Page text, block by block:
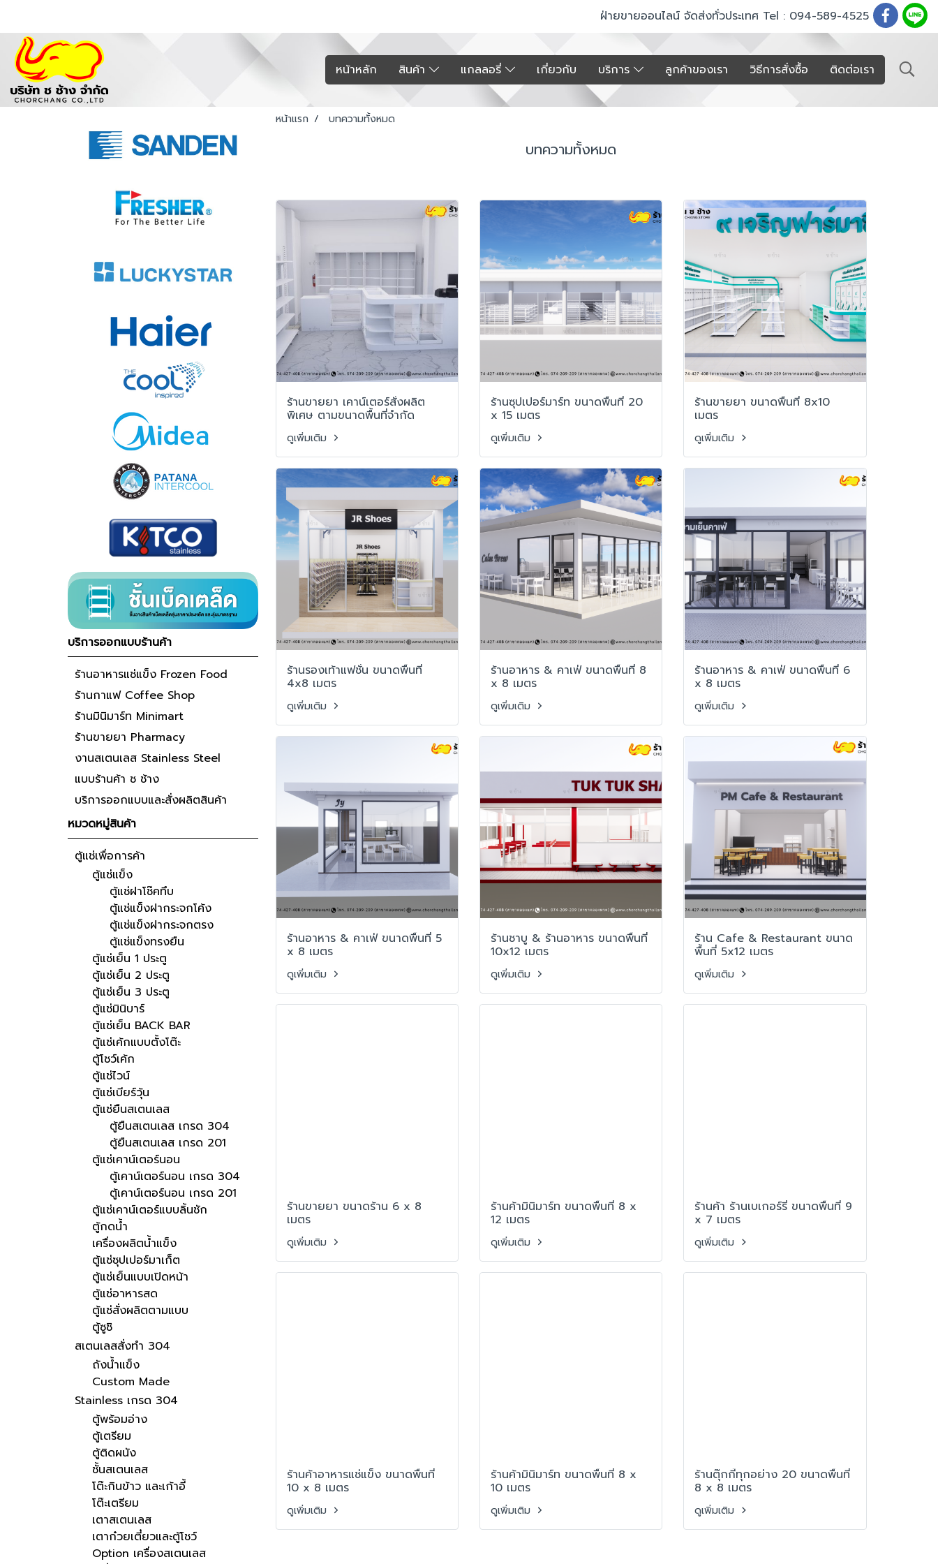
ฝ่ายขายออนไลน์ จัดส่งทั่วประเทศ Tel : 094-589-4525
หน้าหลัก สินค้า แกลลอรี่ เกี่ยวกับ บริการ ลูกค้าของเรา วิธีการสั่งซื้อ ติดต่อเรา
หน้าแรก บทความทั้งหมด
บทความทั้งหมด
ร้านขายยา เคาน์เตอร์สั่งผลิต
พิเศษ ตามขนาดพื้นที่จำกัด
ดูเพิ่มเติม
ร้านซุปเปอร์มาร์ท ขนาดพื้นที่ 20
x 15 เมตร
ดูเพิ่มเติม
ร้านขายยา ขนาดพื้นที่ 8x10
เมตร
ดูเพิ่มเติม
ร้านรองเท้าแฟชั่น ขนาดพื้นที่
4x8 เมตร
ดูเพิ่มเติม
ร้านอาหาร & คาเฟ่ ขนาดพื้นที่ 8
x 8 เมตร
ดูเพิ่มเติม
ร้านอาหาร & คาเฟ่ ขนาดพื้นที่ 6
x 8 เมตร
ดูเพิ่มเติม
ร้านอาหาร & คาเฟ่ ขนาดพื้นที่ 5
x 8 เมตร
ดูเพิ่มเติม
ร้านชาบู & ร้านอาหาร ขนาดพื้นที่
10x12 เมตร
ดูเพิ่มเติม
ร้าน Cafe & Restaurant ขนาด
พื้นที่ 5x12 เมตร
ดูเพิ่มเติม
ร้านขายยา ขนาดร้าน 6 x 8
เมตร
ดูเพิ่มเติม
ร้านค้ามินิมาร์ท ขนาดพื้นที่ 8 x
12 เมตร
ดูเพิ่มเติม
ร้านค้า ร้านเบเกอร์รี่ ขนาดพื้นที่ 9
x 7 เมตร
ดูเพิ่มเติม
ร้านค้าอาหารแช่แข็ง ขนาดพื้นที่
10 x 8 เมตร
ดูเพิ่มเติม
ร้านค้ามินิมาร์ท ขนาดพื้นที่ 8 x
10 เมตร
ดูเพิ่มเติม
ร้านตุ๊กกี้ทุกอย่าง 20 ขนาดพื้นที่
8 x 8 เมตร
ดูเพิ่มเติม
บริการออกแบบร้านค้า
ร้านอาหารแช่แข็ง Frozen Food
ร้านกาแฟ Coffee Shop
ร้านมินิมาร์ท Minimart
ร้านขายยา Pharmacy
งานสเตนเลส Stainless Steel
แบบร้านค้า ช ช้าง
บริการออกแบบและสั่งผลิตสินค้า
หมวดหมู่สินค้า
ตู้แช่เพื่อการค้า
ตู้แช่แข็ง
ตู้แช่ฝาโช๊คทึบ
ตู้แช่แข็งฝากระจกโค้ง
ตู้แช่แข็งฝากระจกตรง
ตู้แช่แข็งทรงยืน
ตู้แช่เย็น 1 ประตู
ตู้แช่เย็น 2 ประตู
ตู้แช่เย็น 3 ประตู
ตู้แช่มินิบาร์
ตู้แช่เย็น BACK BAR
ตู้แช่เค้กแบบตั้งโต๊ะ
ตู้โชว์เค้ก
ตู้แช่ไวน์
ตู้แช่เบียร์วุ้น
ตู้แช่ยืนสเตนเลส
ตู้ยืนสเตนเลส เกรด 304
ตู้ยืนสเตนเลส เกรด 201
ตู้แช่เคาน์เตอร์นอน
ตู้เคาน์เตอร์นอน เกรด 304
ตู้เคาน์เตอร์นอน เกรด 201
ตู้แช่เคาน์เตอร์แบบลิ้นชัก
ตู้กดน้ำ
เครื่องผลิตน้ำแข็ง
ตู้แช่ซุปเปอร์มาเก็ต
ตู้แช่เย็นแบบเปิดหน้า
ตู้แช่อาหารสด
ตู้แช่สั่งผลิตตามแบบ
ตู้ซูชิ
สเตนเลสสั่งทำ 304
ถังน้ำแข็ง
Custom Made
Stainless เกรด 304
ตู้พร้อมอ่าง
ตู้เตรียม
ตู้ติดผนัง
ชั้นสเตนเลส
โต๊ะกินข้าว และเก้าอี้
โต๊ะเตรียม
เตาสเตนเลส
เตาก๋วยเตี๋ยวและตู้โชว์
Option เครื่องสเตนเลส